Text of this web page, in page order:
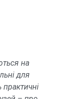
на
для